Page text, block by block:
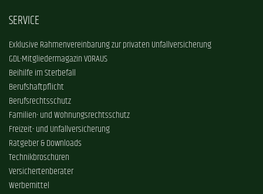
SERVICE
Exklusive Rahmenvereinbarung zur privaten Unfallversicherung
GDL-Mitgliedermagazin VORAUS
Beihilfe im Sterbefall
Berufshaftpflicht
Berufsrechtsschutz
Familien- und Wohnungsrechtsschutz
Freizeit- und Unfallversicherung
Ratgeber & Downloads
Technikbroschüren
Versichertenberater
Werbemittel